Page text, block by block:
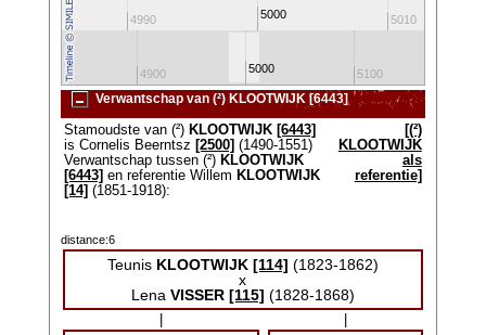
4990 5000 5010
4900 5000 5100
Verwantschap van (²) KLOOTWIJK [6443]
Stamoudste van (²) KLOOTWIJK [6443]
is Cornelis Beerntsz [2500] (1490-1551)
Verwantschap tussen (²) KLOOTWIJK
[6443] en referentie Willem KLOOTWIJK
[14] (1851-1918):
[(²)
KLOOTWIJK
als
referentie]
distance:6
Teunis KLOOTWIJK [114] (1823-1862)
x
Lena VISSER [115] (1828-1868)